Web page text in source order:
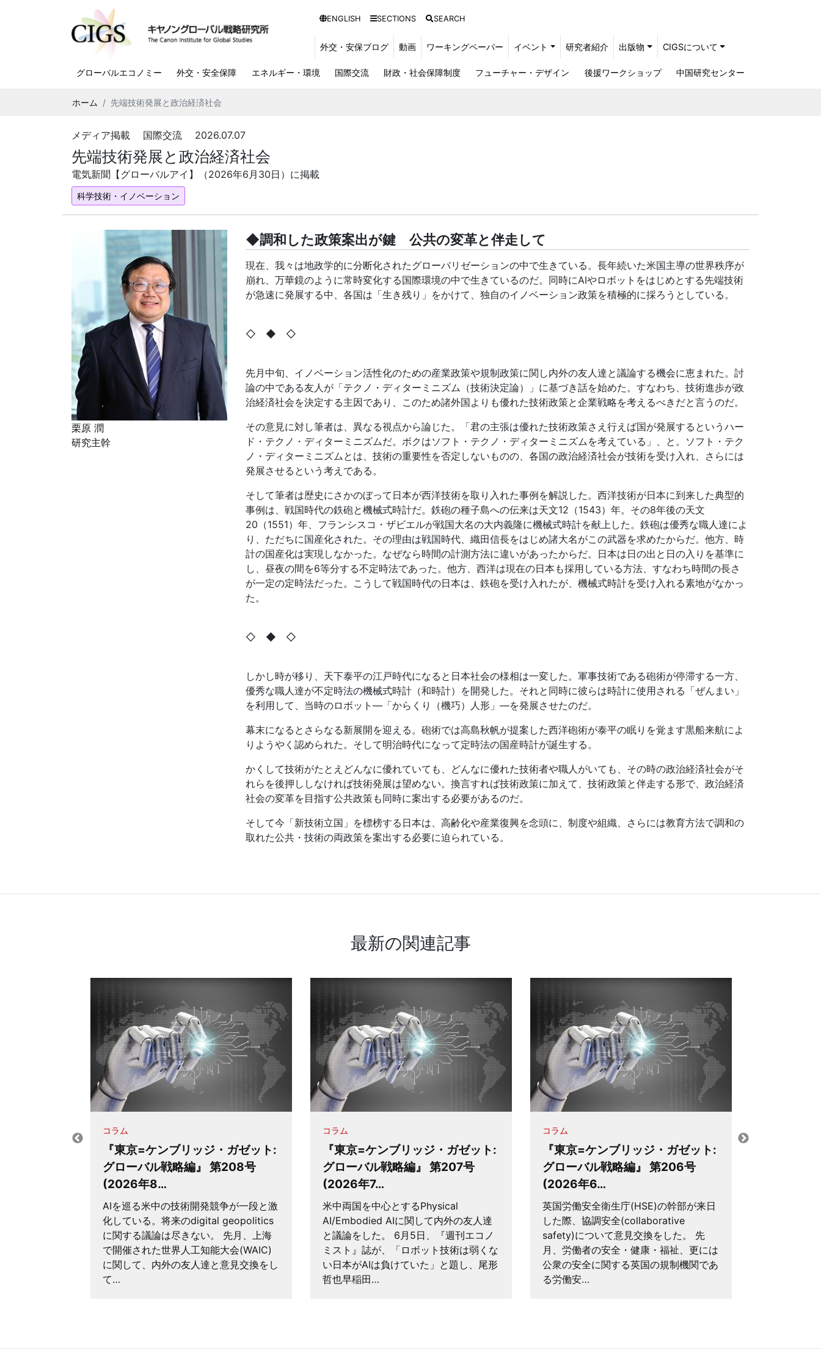
ENGLISH SECTIONS SEARCH
外交・安保ブログ 動画 ワーキングペーパー イベント 研究者紹介 出版物 CIGSについて
グローバルエコノミー 外交・安全保障 エネルギー・環境 国際交流 財政・社会保障制度 フューチャー・デザイン 後援ワークショップ 中国研究センター
ホーム 先端技術発展と政治経済社会
メディア掲載 国際交流 2026.07.07
先端技術発展と政治経済社会
電気新聞【グローバルアイ】（2026年6月30日）に掲載
科学技術・イノベーション
栗原 潤
研究主幹
◆調和した政策案出が鍵 公共の変革と伴走して
現在、我々は地政学的に分断化されたグローバリゼーションの中で生きている。長年続いた米国主導の世界秩序が
崩れ、万華鏡のように常時変化する国際環境の中で生きているのだ。同時にAIやロボットをはじめとする先端技術
が急速に発展する中、各国は「生き残り」をかけて、独自のイノベーション政策を積極的に採ろうとしている。
◇ ◆ ◇
先月中旬、イノベーション活性化のための産業政策や規制政策に関し内外の友人達と議論する機会に恵まれた。討
論の中である友人が「テクノ・ディターミニズム（技術決定論）」に基づき話を始めた。すなわち、技術進歩が政
治経済社会を決定する主因であり、このため諸外国よりも優れた技術政策と企業戦略を考えるべきだと言うのだ。
その意見に対し筆者は、異なる視点から論じた。「君の主張は優れた技術政策さえ行えば国が発展するというハー
ド・テクノ・ディターミニズムだ。ボクはソフト・テクノ・ディターミニズムを考えている」、と。ソフト・テク
ノ・ディターミニズムとは、技術の重要性を否定しないものの、各国の政治経済社会が技術を受け入れ、さらには
発展させるという考えである。
そして筆者は歴史にさかのぼって日本が西洋技術を取り入れた事例を解説した。西洋技術が日本に到来した典型的
事例は、戦国時代の鉄砲と機械式時計だ。鉄砲の種子島への伝来は天文12（1543）年。その8年後の天文
20（1551）年、フランシスコ・ザビエルが戦国大名の大内義隆に機械式時計を献上した。鉄砲は優秀な職人達によ
り、ただちに国産化された。その理由は戦国時代、織田信長をはじめ諸大名がこの武器を求めたからだ。他方、時
計の国産化は実現しなかった。なぜなら時間の計測方法に違いがあったからだ。日本は日の出と日の入りを基準に
し、昼夜の間を6等分する不定時法であった。他方、西洋は現在の日本も採用している方法、すなわち時間の長さ
が一定の定時法だった。こうして戦国時代の日本は、鉄砲を受け入れたが、機械式時計を受け入れる素地がなかっ
た。
◇ ◆ ◇
しかし時が移り、天下泰平の江戸時代になると日本社会の様相は一変した。軍事技術である砲術が停滞する一方、
優秀な職人達が不定時法の機械式時計（和時計）を開発した。それと同時に彼らは時計に使用される「ぜんまい」
を利用して、当時のロボット―「からくり（機巧）人形」―を発展させたのだ。
幕末になるとさらなる新展開を迎える。砲術では高島秋帆が提案した西洋砲術が泰平の眠りを覚ます黒船来航によ
りようやく認められた。そして明治時代になって定時法の国産時計が誕生する。
かくして技術がたとえどんなに優れていても、どんなに優れた技術者や職人がいても、その時の政治経済社会がそ
れらを後押ししなければ技術発展は望めない。換言すれば技術政策に加えて、技術政策と伴走する形で、政治経済
社会の変革を目指す公共政策も同時に案出する必要があるのだ。
そして今「新技術立国」を標榜する日本は、高齢化や産業復興を念頭に、制度や組織、さらには教育方法で調和の
取れた公共・技術の両政策を案出する必要に迫られている。
最新の関連記事
コラム
『東京=ケンブリッジ・ガゼット:
グローバル戦略編』 第208号
(2026年8…
AIを巡る米中の技術開発競争が一段と激
化している。将来のdigital geopolitics
に関する議論は尽きない。 先月、上海
で開催された世界人工知能大会(WAIC)
に関して、内外の友人達と意見交換をし
て…
コラム
『東京=ケンブリッジ・ガゼット:
グローバル戦略編』 第207号
(2026年7…
米中両国を中心とするPhysical
AI/Embodied AIに関して内外の友人達
と議論をした。 6月5日、『週刊エコノ
ミスト』誌が、「ロボット技術は弱くな
い日本がAIは負けていた」と題し、尾形
哲也早稲田…
コラム
『東京=ケンブリッジ・ガゼット:
グローバル戦略編』 第206号
(2026年6…
英国労働安全衛生庁(HSE)の幹部が来日
した際、協調安全(collaborative
safety)について意見交換をした。 先
月、労働者の安全・健康・福祉、更には
公衆の安全に関する英国の規制機関であ
る労働安…